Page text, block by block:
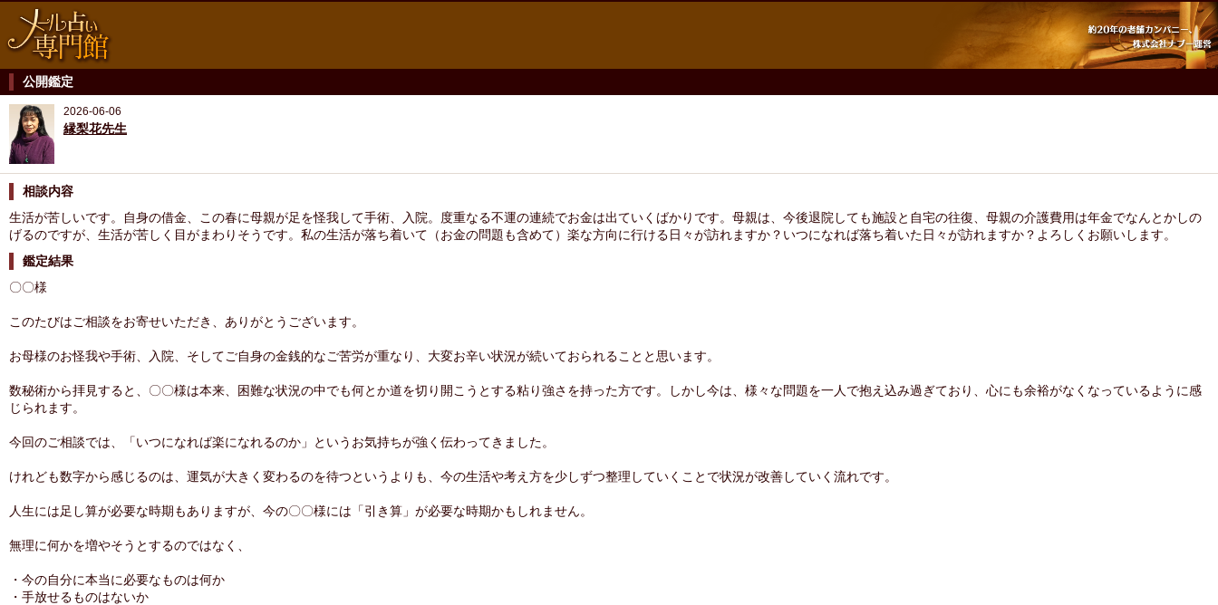
公開鑑定
2026-06-06
縁梨花先生
相談内容
生活が苦しいです。自身の借金、この春に母親が足を怪我して手術、入院。度重なる不運の連続でお金は出ていくばかりです。母親は、今後退院しても施設と自宅の往復、母親の介護費用は年金でなんとかしの
げるのですが、生活が苦しく目がまわりそうです。私の生活が落ち着いて（お金の問題も含めて）楽な方向に行ける日々が訪れますか？いつになれば落ち着いた日々が訪れますか？よろしくお願いします。
鑑定結果
〇〇様
このたびはご相談をお寄せいただき、ありがとうございます。
お母様のお怪我や手術、入院、そしてご自身の金銭的なご苦労が重なり、大変お辛い状況が続いておられることと思います。
数秘術から拝見すると、〇〇様は本来、困難な状況の中でも何とか道を切り開こうとする粘り強さを持った方です。しかし今は、様々な問題を一人で抱え込み過ぎており、心にも余裕がなくなっているように感
じられます。
今回のご相談では、「いつになれば楽になれるのか」というお気持ちが強く伝わってきました。
けれども数字から感じるのは、運気が大きく変わるのを待つというよりも、今の生活や考え方を少しずつ整理していくことで状況が改善していく流れです。
人生には足し算が必要な時期もありますが、今の〇〇様には「引き算」が必要な時期かもしれません。
無理に何かを増やそうとするのではなく、
・今の自分に本当に必要なものは何か
・手放せるものはないか